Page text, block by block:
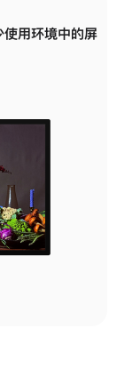
使用环境中的屏